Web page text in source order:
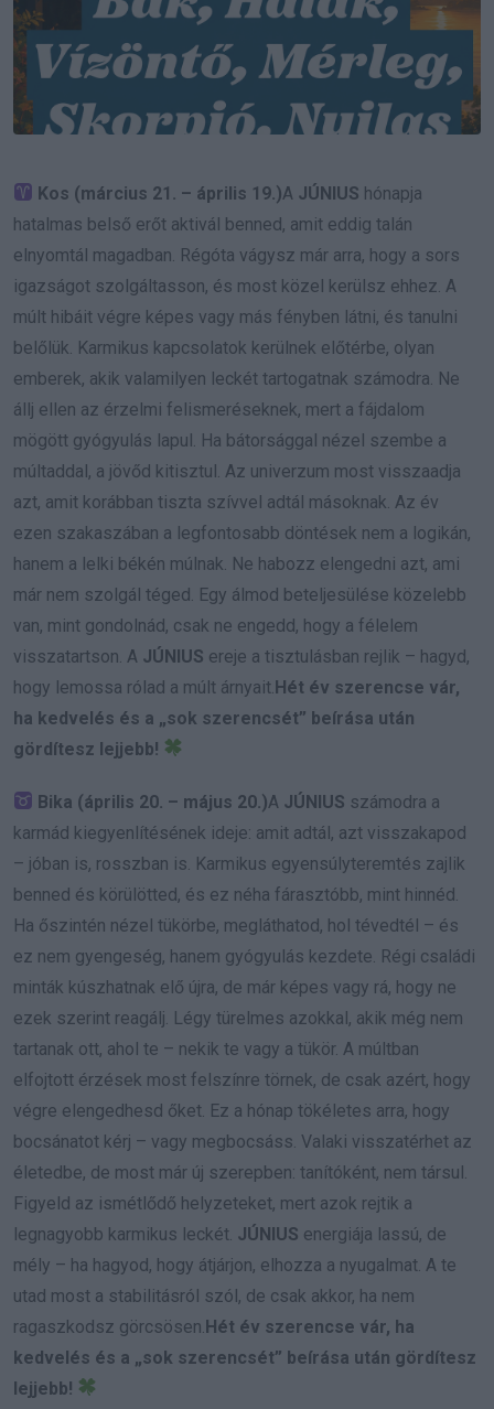
Kos (március 21. – április 19.)A JÚNIUS hónapja
hatalmas belső erőt aktivál benned, amit eddig talán
elnyomtál magadban. Régóta vágysz már arra, hogy a sors
igazságot szolgáltasson, és most közel kerülsz ehhez. A
múlt hibáit végre képes vagy más fényben látni, és tanulni
belőlük. Karmikus kapcsolatok kerülnek előtérbe, olyan
emberek, akik valamilyen leckét tartogatnak számodra. Ne
állj ellen az érzelmi felismeréseknek, mert a fájdalom
mögött gyógyulás lapul. Ha bátorsággal nézel szembe a
múltaddal, a jövőd kitisztul. Az univerzum most visszaadja
azt, amit korábban tiszta szívvel adtál másoknak. Az év
ezen szakaszában a legfontosabb döntések nem a logikán,
hanem a lelki békén múlnak. Ne habozz elengedni azt, ami
már nem szolgál téged. Egy álmod beteljesülése közelebb
van, mint gondolnád, csak ne engedd, hogy a félelem
visszatartson. A JÚNIUS ereje a tisztulásban rejlik – hagyd,
hogy lemossa rólad a múlt árnyait. Hét év szerencse vár,
ha kedvelés és a „sok szerencsét” beírása után
gördítesz lejjebb!
Bika (április 20. – május 20.)A JÚNIUS számodra a
karmád kiegyenlítésének ideje: amit adtál, azt visszakapod
– jóban is, rosszban is. Karmikus egyensúlyteremtés zajlik
benned és körülötted, és ez néha fárasztóbb, mint hinnéd.
Ha őszintén nézel tükörbe, megláthatod, hol tévedtél – és
ez nem gyengeség, hanem gyógyulás kezdete. Régi családi
minták kúszhatnak elő újra, de már képes vagy rá, hogy ne
ezek szerint reagálj. Légy türelmes azokkal, akik még nem
tartanak ott, ahol te – nekik te vagy a tükör. A múltban
elfojtott érzések most felszínre törnek, de csak azért, hogy
végre elengedhesd őket. Ez a hónap tökéletes arra, hogy
bocsánatot kérj – vagy megbocsáss. Valaki visszatérhet az
életedbe, de most már új szerepben: tanítóként, nem társul.
Figyeld az ismétlődő helyzeteket, mert azok rejtik a
legnagyobb karmikus leckét. JÚNIUS energiája lassú, de
mély – ha hagyod, hogy átjárjon, elhozza a nyugalmat. A te
utad most a stabilitásról szól, de csak akkor, ha nem
ragaszkodsz görcsösen. Hét év szerencse vár, ha
kedvelés és a „sok szerencsét” beírása után gördítesz
lejjebb!